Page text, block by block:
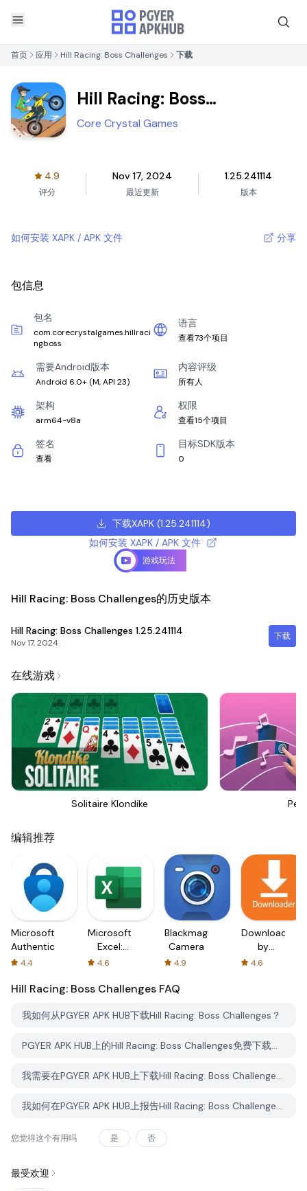
首页 应用 Hill Racing: Boss Challenges 下载
Hill Racing: Boss
Challenges
Core Crystal Games
4.9
评分
Nov 17, 2024
最近更新
1.25.241114
版本
如何安装 XAPK / APK 文件 分享
包信息
包名
com.corecrystalgames.hillraci
ngboss
语言
查看73个项目
需要Android版本
Android 6.0+ (M, API 23)
内容评级
所有人
架构
arm64-v8a
权限
查看15个项目
签名
查看
目标SDK版本
0
下载XAPK (1.25.241114)
如何安装 XAPK / APK 文件
游戏玩法
Hill Racing: Boss Challenges的历史版本
Hill Racing: Boss Challenges 1.25.241114
Nov 17, 2024
下载
在线游戏
Solitaire Klondike
编辑推荐
Microsoft
Authenticator
4.4
Microsoft
Excel:
Spreadsheets
4.6
Blackmagic
Camera
4.9
Downloader
by
AFTVnews
4.6
Hill Racing: Boss Challenges FAQ
我如何从PGYER APK HUB下载Hill Racing: Boss Challenges？
PGYER APK HUB上的Hill Racing: Boss Challenges免费下载吗？
我需要在PGYER APK HUB上下载Hill Racing: Boss Challenges时需要账户吗？
我如何在PGYER APK HUB上报告Hill Racing: Boss Challenges的问题？
您觉得这个有用吗 是 否
最受欢迎